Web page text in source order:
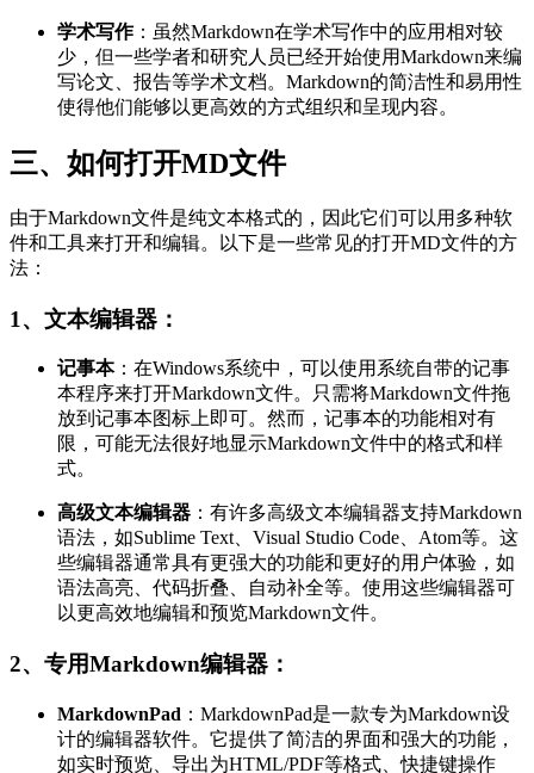
学术写作：虽然Markdown在学术写作中的应用相对较
少，但一些学者和研究人员已经开始使用Markdown来编
写论文、报告等学术文档。Markdown的简洁性和易用性
使得他们能够以更高效的方式组织和呈现内容。
三、如何打开MD文件
由于Markdown文件是纯文本格式的，因此它们可以用多种软
件和工具来打开和编辑。以下是一些常见的打开MD文件的方
法：
1、文本编辑器：
记事本：在Windows系统中，可以使用系统自带的记事
本程序来打开Markdown文件。只需将Markdown文件拖
放到记事本图标上即可。然而，记事本的功能相对有
限，可能无法很好地显示Markdown文件中的格式和样
式。
高级文本编辑器 ：有许多高级文本编辑器支持Markdown
语法，如Sublime Text、Visual Studio Code、Atom等。这
些编辑器通常具有更强大的功能和更好的用户体验，如
语法高亮、代码折叠、自动补全等。使用这些编辑器可
以更高效地编辑和预览Markdown文件。
2、专用Markdown编辑器：
MarkdownPad ：MarkdownPad是一款专为Markdown设
计的编辑器软件。它提供了简洁的界面和强大的功能，
如实时预览、导出为HTML/PDF等格式、快捷键操作